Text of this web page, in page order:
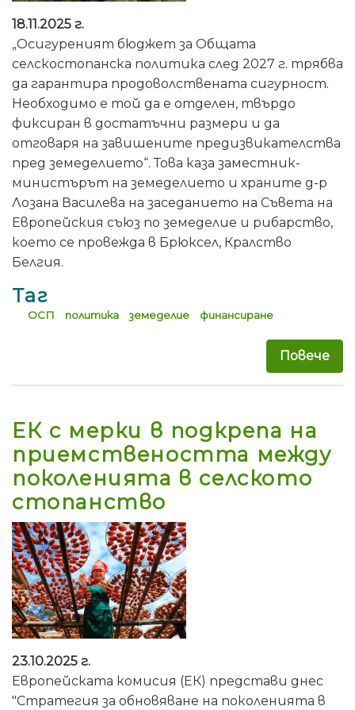
18.11.2025 г.
„Осигуреният бюджет за Общата
селскостопанска политика след 2027 г. трябва
да гарантира продоволствената сигурност.
Необходимо е той да е отделен, твърдо
фиксиран в достатъчни размери и да
отговаря на завишените предизвикателства
пред земеделието“. Това каза заместник-
министърът на земеделието и храните д-р
Лозана Василева на заседанието на Съвета на
Европейския съюз по земеделие и рибарство,
което се провежда в Брюксел, Кралство
Белгия.
Таг
ОСП политика земеделие финансиране
Повече
ЕК с мерки в подкрепа на
приемствеността между
поколенията в селското
стопанство
23.10.2025 г.
Европейската комисия (ЕК) представи днес
"Стратегия за обновяване на поколенията в